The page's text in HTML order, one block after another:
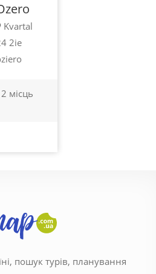
Kvartal
2ie
місць
пошук турів, планування